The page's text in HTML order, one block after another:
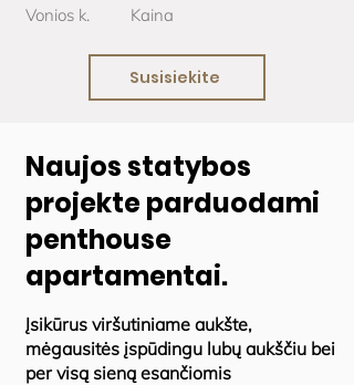
Vonios k. Kaina
Susisiekite
Naujos statybos
projekte parduodami
penthouse
apartamentai.
Įsikūrus viršutiniame aukšte,
mėgausitės įspūdingu lubų aukščiu bei
per visą sieną esančiomis